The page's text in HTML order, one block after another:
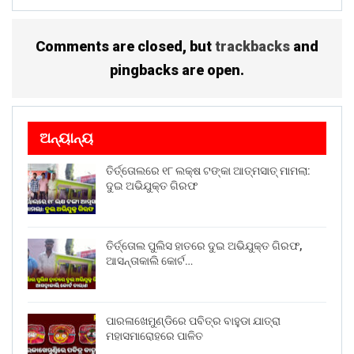
ୟୁଏଇର ଅନେକ ଅଗ୍ରଣୀ କମ୍ପାନୀର ପ୍ରତିନିଧିମାନେ ଉପସ୍ଥିତ
ରହିଥିଲେ । ସେମାନଙ୍କ ମଧ୍ୟରୁ ଏକ ବହୁମୁଖୀ ବ୍ୟବସାୟିକ
କମ୍ପାନୀ ଇଏଏସ୍ଏ ସାଲେହ ଅଲ୍ ଗର୍ଗ ସହିତ ବୁଝାମଣା ସ୍ୱାକ୍ଷରିତ
Share on:
WhatsApp
Comments are closed, buttrackbacks and
pingbacks are open.
ଅନ୍ୟାନ୍ୟ
ତିର୍ତ୍ତୋଲରେ ୧୮ ଲକ୍ଷ ଟଙ୍କା ଆତ୍ମସାତ୍ ମାମଲା:
ଦୁଇ ଅଭିଯୁକ୍ତ ଗିରଫ
ତିର୍ତ୍ତୋଲ ପୁଲିସ ହାତରେ ଦୁଇ ଅଭିଯୁକ୍ତ ଗିରଫ,
ଆସନ୍ତାକାଲି କୋର୍ଟ…
ପାରଳାଖେମୁଣ୍ଡିରେ ପବିତ୍ର ବାହୁଡା ଯାତ୍ରା
ମହାସମାରୋହରେ ପାଳିତ